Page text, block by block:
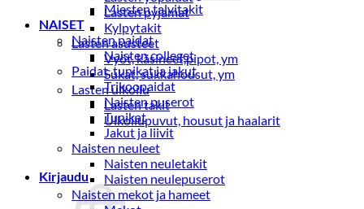
Lasten pyjamat
Kylpytakit
Lasten asusteet
Vyöt, käsineet,pipot, ym
Sukat, sukkahousut, ym
Lasten ulkoilu
Lasten takit
Ulkoilupuvut, housut ja haalarit
Kirjaudu
Miesten talvitakit
NAISET
Naisten paidat
Naisten colleget
Paidat, tunikat ja jakut
Trikoopaidat
Naisten puserot
Tunikat
Jakut ja liivit
Naisten neuleet
Naisten neuletakit
Naisten neulepuserot
Naisten mekot ja hameet